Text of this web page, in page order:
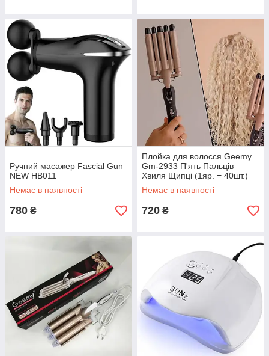
Ручний масажер Fascial Gun
NEW HB011
Немає в наявності
780 ₴
Плойка для волосся Geemy
Gm-2933 П'ять Пальців
Хвиля Щипці (1яр. = 40шт.)
Немає в наявності
720 ₴